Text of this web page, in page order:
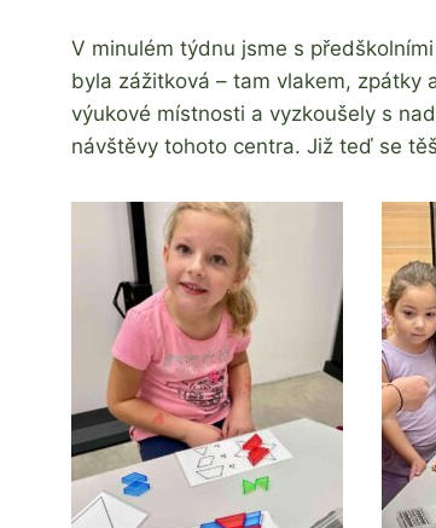
V minulém týdnu jsme s
byla zážitková – tam vlakem,
výukové místnosti a vyzkoušely s
návštěvy tohoto centra. Již teď se